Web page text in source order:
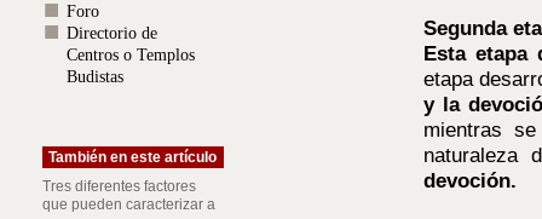
Segunda
Esta etapa
etapa
y la
mientras
naturaleza
devoción.
Foro
Directorio de
Centros o Templos
Budistas
También en este artículo
Tres diferentes factores
que pueden caracterizar a